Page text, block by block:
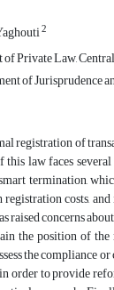
2
Private Law,
of
registration of
law faces
termination,
costs,
raised concerns
the position of
the
order to provide